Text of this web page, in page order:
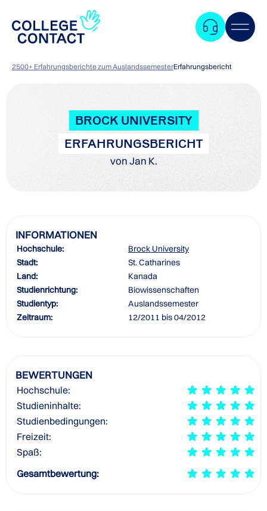
2500+ Erfahrungsberichte zum AuslandssemesterErfahrungsbericht
BROCK UNIVERSITY
ERFAHRUNGSBERICHT
von Jan K.
INFORMATIONEN
Hochschule:
Brock University
Stadt:
St. Catharines
Land:
Kanada
Studienrichtung:
Biowissenschaften
Studientyp:
Auslandssemester
Zeitraum:
12/2011 bis 04/2012
BEWERTUNGEN
Hochschule:
Studieninhalte:
Studienbedingungen:
Freizeit:
Spaß:
Gesamtbewertung: